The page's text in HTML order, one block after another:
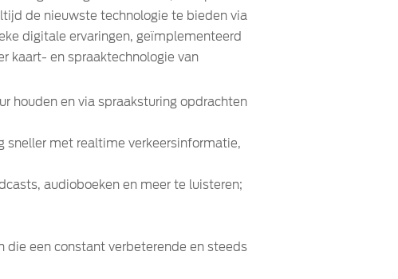
de nieuwste technologie te bieden via
digitale ervaringen, geïmplementeerd
kaart- en spraaktechnologie van
houden en via spraaksturing opdrachten
sneller met realtime verkeersinformatie,
audioboeken en meer te luisteren;
een constant verbeterende en steeds